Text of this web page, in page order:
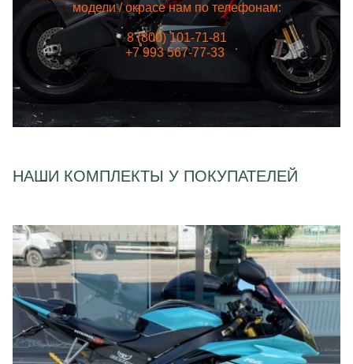
модели / окрасе нам по телефонам:
8 (800) 101-71-81
+7 993 567-77-33
НАШИ КОМПЛЕКТЫ У ПОКУПАТЕЛЕЙ